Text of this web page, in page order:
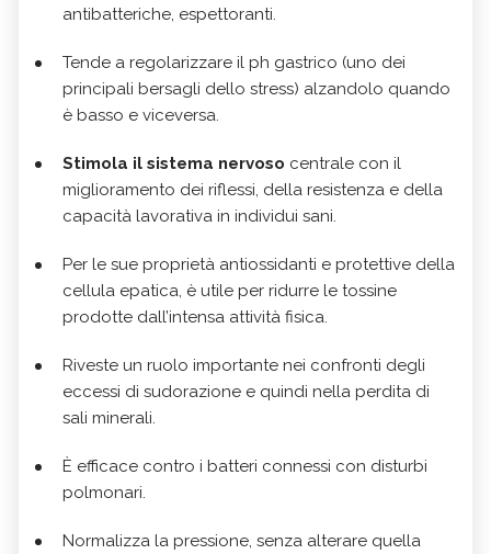
antibatteriche, espettoranti.
Tende a regolarizzare il ph gastrico (uno dei
principali bersagli dello stress) alzandolo quando
è basso e viceversa.
Stimola il sistema nervoso centrale con il
miglioramento dei riflessi, della resistenza e della
capacità lavorativa in individui sani.
Per le sue proprietà antiossidanti e protettive della
cellula epatica, è utile per ridurre le tossine
prodotte dall’intensa attività fisica.
Riveste un ruolo importante nei confronti degli
eccessi di sudorazione e quindi nella perdita di
sali minerali.
È efficace contro i batteri connessi con disturbi
polmonari.
Normalizza la pressione, senza alterare quella